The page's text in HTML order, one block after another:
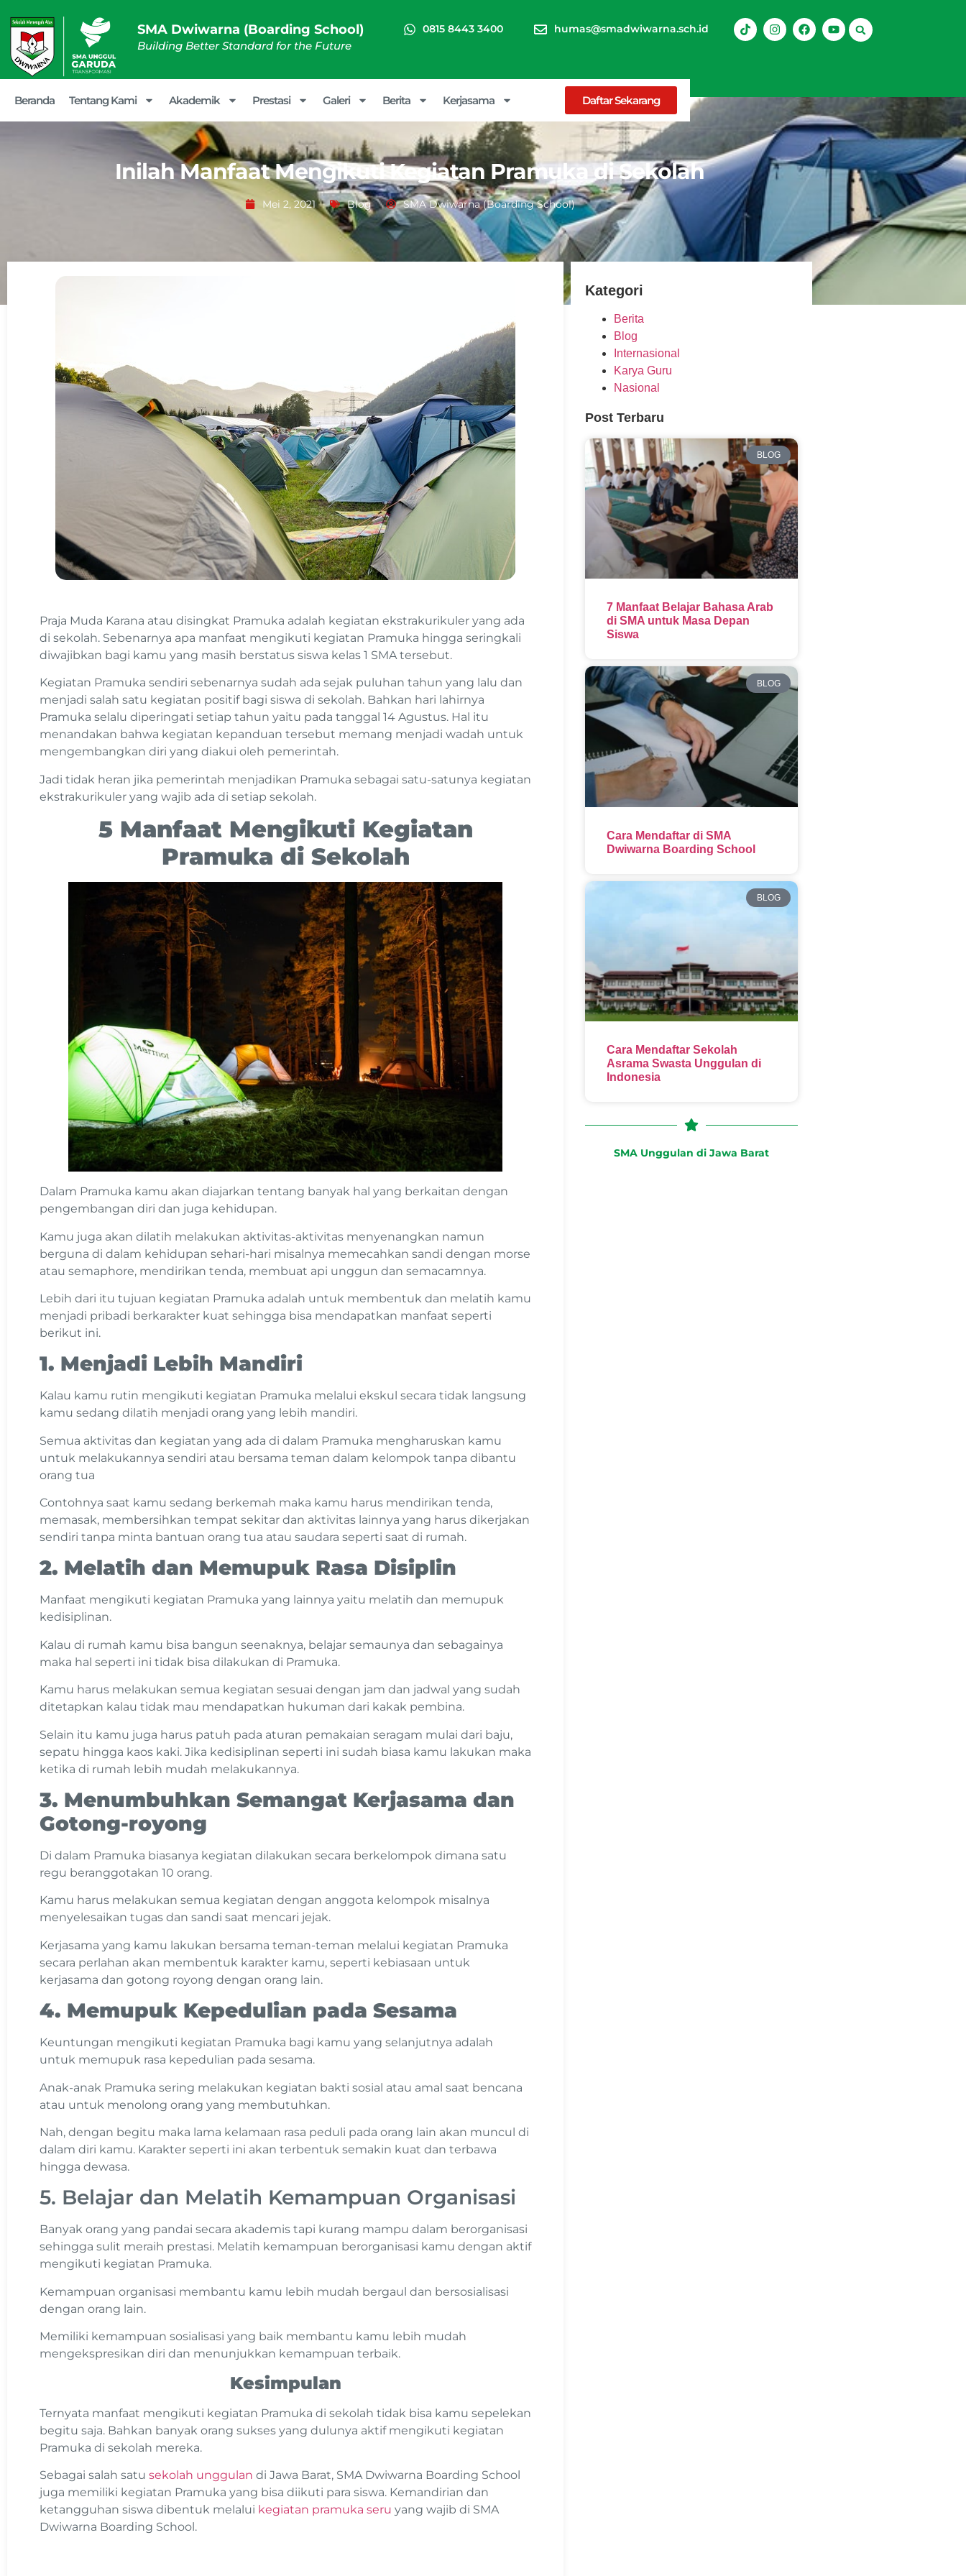
SMA Dwiwarna (Boarding School)
Building Better Standard for the Future
0815 8443 3400 humas@smadwiwarna.sch.id
Beranda Tentang Kami Akademik Prestasi Galeri Berita Kerjasama Daftar Sekarang
Inilah Manfaat Mengikuti Kegiatan Pramuka di Sekolah
Mei 2, 2021 Blog SMA Dwiwarna (Boarding School)
Praja Muda Karana atau disingkat Pramuka adalah kegiatan ekstrakurikuler yang ada
di sekolah. Sebenarnya apa manfaat mengikuti kegiatan Pramuka hingga seringkali
diwajibkan bagi kamu yang masih berstatus siswa kelas 1 SMA tersebut.
Kegiatan Pramuka sendiri sebenarnya sudah ada sejak puluhan tahun yang lalu dan
menjadi salah satu kegiatan positif bagi siswa di sekolah. Bahkan hari lahirnya
Pramuka selalu diperingati setiap tahun yaitu pada tanggal 14 Agustus. Hal itu
menandakan bahwa kegiatan kepanduan tersebut memang menjadi wadah untuk
mengembangkan diri yang diakui oleh pemerintah.
Jadi tidak heran jika pemerintah menjadikan Pramuka sebagai satu-satunya kegiatan
ekstrakurikuler yang wajib ada di setiap sekolah.
5 Manfaat Mengikuti Kegiatan
Pramuka di Sekolah
Dalam Pramuka kamu akan diajarkan tentang banyak hal yang berkaitan dengan
pengembangan diri dan juga kehidupan.
Kamu juga akan dilatih melakukan aktivitas-aktivitas menyenangkan namun
berguna di dalam kehidupan sehari-hari misalnya memecahkan sandi dengan morse
atau semaphore, mendirikan tenda, membuat api unggun dan semacamnya.
Lebih dari itu tujuan kegiatan Pramuka adalah untuk membentuk dan melatih kamu
menjadi pribadi berkarakter kuat sehingga bisa mendapatkan manfaat seperti
berikut ini.
1. Menjadi Lebih Mandiri
Kalau kamu rutin mengikuti kegiatan Pramuka melalui ekskul secara tidak langsung
kamu sedang dilatih menjadi orang yang lebih mandiri.
Semua aktivitas dan kegiatan yang ada di dalam Pramuka mengharuskan kamu
untuk melakukannya sendiri atau bersama teman dalam kelompok tanpa dibantu
orang tua
Contohnya saat kamu sedang berkemah maka kamu harus mendirikan tenda,
memasak, membersihkan tempat sekitar dan aktivitas lainnya yang harus dikerjakan
sendiri tanpa minta bantuan orang tua atau saudara seperti saat di rumah.
2. Melatih dan Memupuk Rasa Disiplin
Manfaat mengikuti kegiatan Pramuka yang lainnya yaitu melatih dan memupuk
kedisiplinan.
Kalau di rumah kamu bisa bangun seenaknya, belajar semaunya dan sebagainya
maka hal seperti ini tidak bisa dilakukan di Pramuka.
Kamu harus melakukan semua kegiatan sesuai dengan jam dan jadwal yang sudah
ditetapkan kalau tidak mau mendapatkan hukuman dari kakak pembina.
Selain itu kamu juga harus patuh pada aturan pemakaian seragam mulai dari baju,
sepatu hingga kaos kaki. Jika kedisiplinan seperti ini sudah biasa kamu lakukan maka
ketika di rumah lebih mudah melakukannya.
3. Menumbuhkan Semangat Kerjasama dan
Gotong-royong
Di dalam Pramuka biasanya kegiatan dilakukan secara berkelompok dimana satu
regu beranggotakan 10 orang.
Kamu harus melakukan semua kegiatan dengan anggota kelompok misalnya
menyelesaikan tugas dan sandi saat mencari jejak.
Kerjasama yang kamu lakukan bersama teman-teman melalui kegiatan Pramuka
secara perlahan akan membentuk karakter kamu, seperti kebiasaan untuk
kerjasama dan gotong royong dengan orang lain.
4. Memupuk Kepedulian pada Sesama
Keuntungan mengikuti kegiatan Pramuka bagi kamu yang selanjutnya adalah
untuk memupuk rasa kepedulian pada sesama.
Anak-anak Pramuka sering melakukan kegiatan bakti sosial atau amal saat bencana
atau untuk menolong orang yang membutuhkan.
Nah, dengan begitu maka lama kelamaan rasa peduli pada orang lain akan muncul di
dalam diri kamu. Karakter seperti ini akan terbentuk semakin kuat dan terbawa
hingga dewasa.
5. Belajar dan Melatih Kemampuan Organisasi
Banyak orang yang pandai secara akademis tapi kurang mampu dalam berorganisasi
sehingga sulit meraih prestasi. Melatih kemampuan berorganisasi kamu dengan aktif
mengikuti kegiatan Pramuka.
Kemampuan organisasi membantu kamu lebih mudah bergaul dan bersosialisasi
dengan orang lain.
Memiliki kemampuan sosialisasi yang baik membantu kamu lebih mudah
mengekspresikan diri dan menunjukkan kemampuan terbaik.
Kesimpulan
Ternyata manfaat mengikuti kegiatan Pramuka di sekolah tidak bisa kamu sepelekan
begitu saja. Bahkan banyak orang sukses yang dulunya aktif mengikuti kegiatan
Pramuka di sekolah mereka.
Sebagai salah satu sekolah unggulan di Jawa Barat, SMA Dwiwarna Boarding School
juga memiliki kegiatan Pramuka yang bisa diikuti para siswa. Kemandirian dan
ketangguhan siswa dibentuk melalui kegiatan pramuka seru yang wajib di SMA
Dwiwarna Boarding School.
Kategori
Berita
Blog
Internasional
Karya Guru
Nasional
Post Terbaru
BLOG
7 Manfaat Belajar Bahasa Arab
di SMA untuk Masa Depan
Siswa
BLOG
Cara Mendaftar di SMA
Dwiwarna Boarding School
BLOG
Cara Mendaftar Sekolah
Asrama Swasta Unggulan di
Indonesia
SMA Unggulan di Jawa Barat